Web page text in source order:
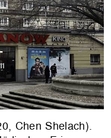
Chen Shelach).